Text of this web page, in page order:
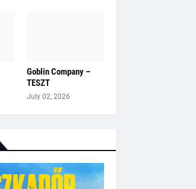
Goblin Company –
TESZT
July 02, 2026